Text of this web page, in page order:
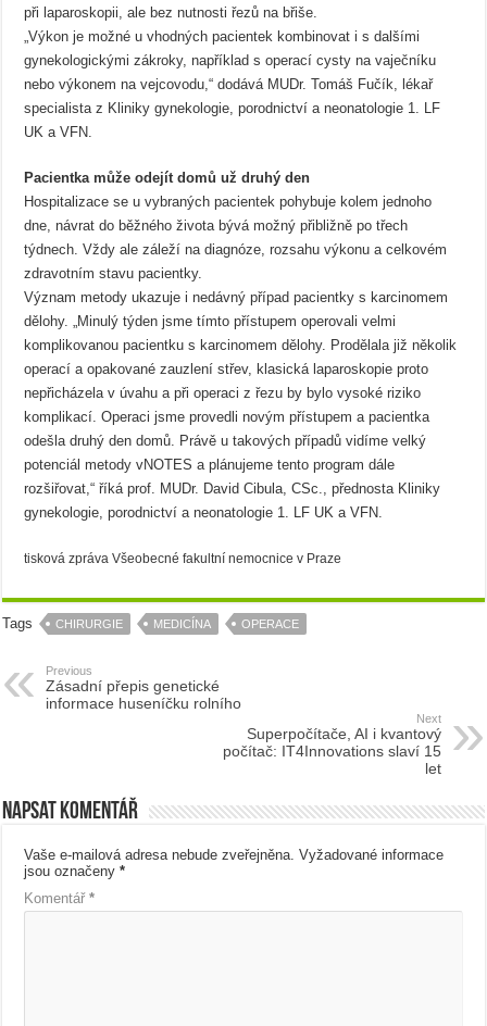
při laparoskopii, ale bez nutnosti řezů na břiše.
„Výkon je možné u vhodných pacientek kombinovat i s dalšími
gynekologickými zákroky, například s operací cysty na vaječníku
nebo výkonem na vejcovodu,“ dodává MUDr. Tomáš Fučík, lékař
specialista z Kliniky gynekologie, porodnictví a neonatologie 1. LF
UK a VFN.
Pacientka může odejít domů už druhý den
Hospitalizace se u vybraných pacientek pohybuje kolem jednoho
dne, návrat do běžného života bývá možný přibližně po třech
týdnech. Vždy ale záleží na diagnóze, rozsahu výkonu a celkovém
zdravotním stavu pacientky.
Význam metody ukazuje i nedávný případ pacientky s karcinomem
dělohy. „Minulý týden jsme tímto přístupem operovali velmi
komplikovanou pacientku s karcinomem dělohy. Prodělala již několik
operací a opakované zauzlení střev, klasická laparoskopie proto
nepřicházela v úvahu a při operaci z řezu by bylo vysoké riziko
komplikací. Operaci jsme provedli novým přístupem a pacientka
odešla druhý den domů. Právě u takových případů vidíme velký
potenciál metody vNOTES a plánujeme tento program dále
rozšiřovat,“ říká prof. MUDr. David Cibula, CSc., přednosta Kliniky
gynekologie, porodnictví a neonatologie 1. LF UK a VFN.
tisková zpráva Všeobecné fakultní nemocnice v Praze
Tags CHIRURGIE MEDICÍNA OPERACE
Previous
Zásadní přepis genetické
informace huseníčku rolního
Next
Superpočítače, AI i kvantový
počítač: IT4Innovations slaví 15
let
Napsat komentář
Vaše e-mailová adresa nebude zveřejněna. Vyžadované informace
jsou označeny*
Komentář*